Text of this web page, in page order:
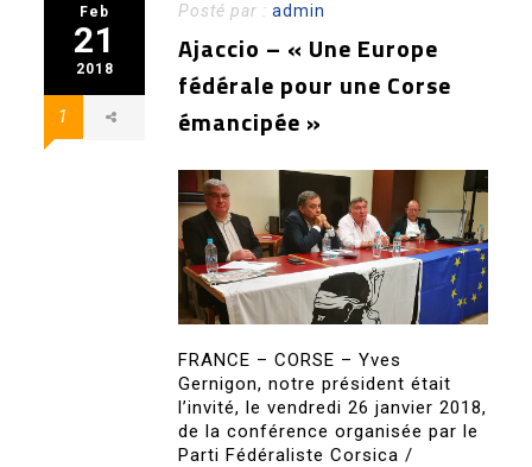
Feb
21
2018
1
Posté par :admin
Ajaccio – « Une Europe
fédérale pour une Corse
émancipée »
FRANCE – CORSE – Yves
Gernigon, notre président était
l’invité, le vendredi 26 janvier 2018,
de la conférence organisée par le
Parti Fédéraliste Corsica /